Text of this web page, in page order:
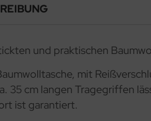
und praktischen
mit
35 cm langen Tragegriffen
ist garantiert.